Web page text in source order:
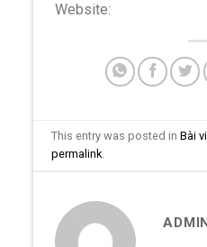
Website:
This entry was posted in Bài
permalink.